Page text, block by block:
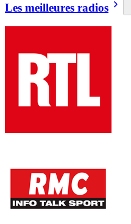
Les meilleures radios